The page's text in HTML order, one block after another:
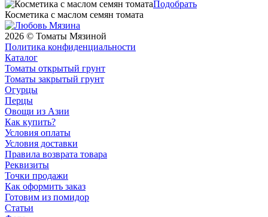
Косметика с маслом семян томата
Подобрать
2026 © Томаты Мязиной
Политика конфиденциальности
Каталог
Томаты открытый грунт
Томаты закрытый грунт
Огурцы
Перцы
Овощи из Азии
Как купить?
Условия оплаты
Условия доставки
Правила возврата товара
Реквизиты
Точки продажи
Как оформить заказ
Готовим из помидор
Статьи